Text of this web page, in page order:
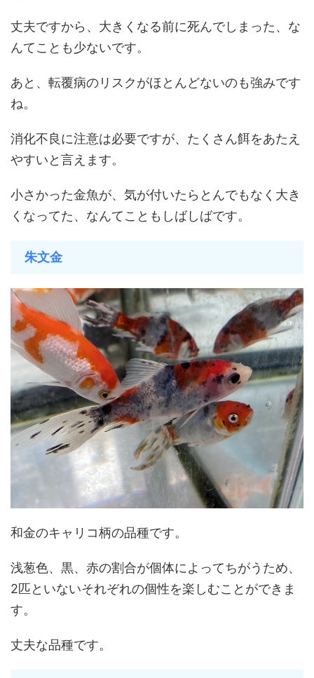
丈夫ですから、大きくなる前に死んでしまった、な
んてことも少ないです。
あと、転覆病のリスクがほとんどないのも強みです
ね。
消化不良に注意は必要ですが、たくさん餌をあたえ
やすいと言えます。
小さかった金魚が、気が付いたらとんでもなく大き
くなってた、なんてこともしばしばです。
朱文金
和金のキャリコ柄の品種です。
浅葱色、黒、赤の割合が個体によってちがうため、
2匹といないそれぞれの個性を楽しむことができま
す。
丈夫な品種です。